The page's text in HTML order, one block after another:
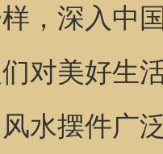
，深入中
对美好生
水摆件广